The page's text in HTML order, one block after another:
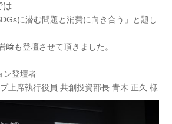
は
に潜む問題と消費に向き合う」と題し
﨑も登壇させて頂きました。
ン登壇者
上席執行役員 共創投資部長 青木 正久 様